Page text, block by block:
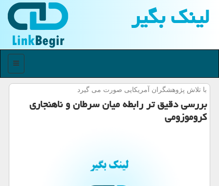
لینك بگیر
منو
با تلاش پژوهشگران آمریكایی صورت می گیرد
بررسی دقیق تر رابطه میان سرطان و ناهنجاری
كروموزومی